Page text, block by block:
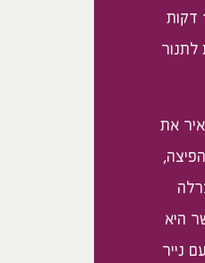
וכשהתנור חם מאוד (לאחר כ10 דקות
לתנור
את
היא
נייר